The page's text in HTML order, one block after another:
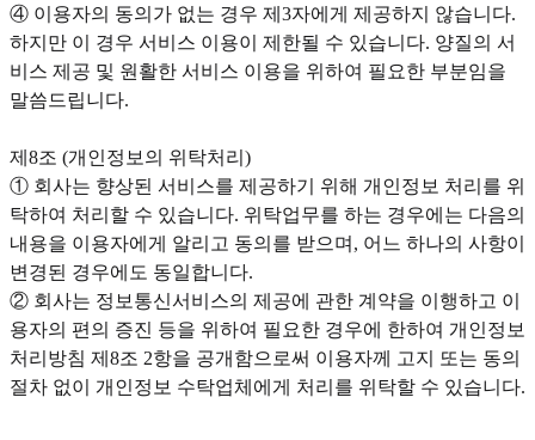
④ 이용자의 동의가 없는 경우 제3자에게 제공하지 않습니다.
하지만 이 경우 서비스 이용이 제한될 수 있습니다. 양질의 서
비스 제공 및 원활한 서비스 이용을 위하여 필요한 부분임을
말씀드립니다.‍
제8조 (개인정보의 위탁처리)
① 회사는 향상된 서비스를 제공하기 위해 개인정보 처리를 위
탁하여 처리할 수 있습니다. 위탁업무를 하는 경우에는 다음의
내용을 이용자에게 알리고 동의를 받으며, 어느 하나의 사항이
변경된 경우에도 동일합니다.
② 회사는 정보통신서비스의 제공에 관한 계약을 이행하고 이
용자의 편의 증진 등을 위하여 필요한 경우에 한하여 개인정보
처리방침 제8조 2항을 공개함으로써 이용자께 고지 또는 동의
절차 없이 개인정보 수탁업체에게 처리를 위탁할 수 있습니다.